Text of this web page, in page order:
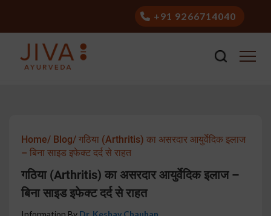
+91 9266714040
Home/ Blog/ गठिया (Arthritis) का असरदार आयुर्वेदिक इलाज
– बिना साइड इफेक्ट दर्द से राहत
गठिया (Arthritis) का असरदार आयुर्वेदिक इलाज –
बिना साइड इफेक्ट दर्द से राहत
Information By Dr. Keshav Chauhan